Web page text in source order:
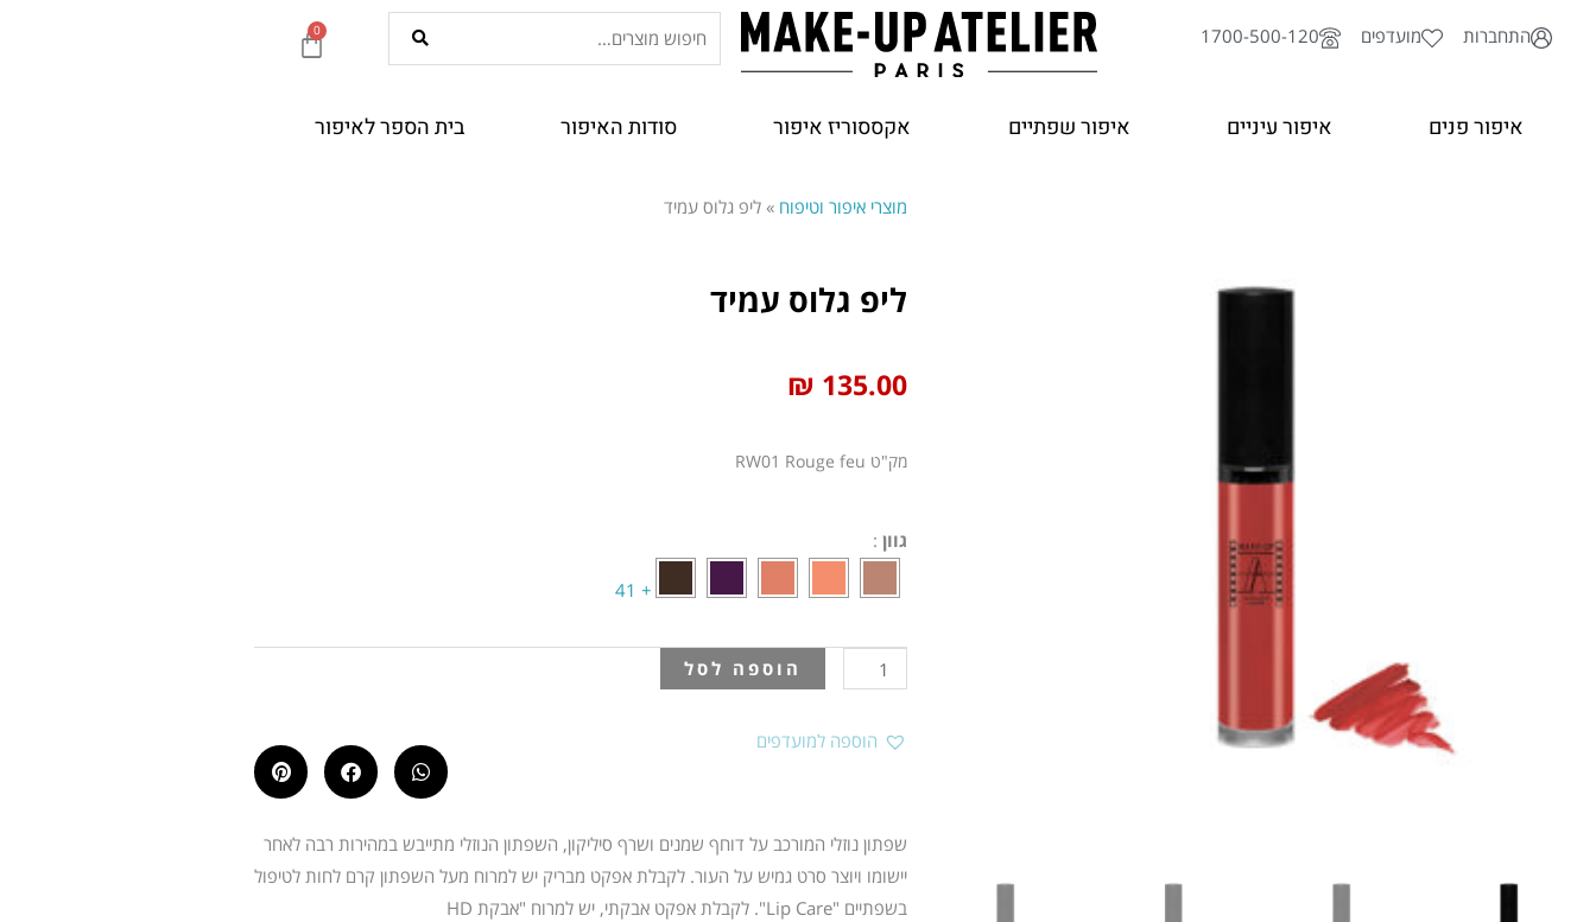
התחברות מועדפים 1700-500-120
עבור:
0
עגלת
איפור פנים איפור עיניים איפור שפתיים אקססוריז איפור סודות האיפור בית הספר לאיפור
מוצרי איפור וטיפוח » ליפ גלוס עמיד
ליפ גלוס עמיד
₪ 135.00
מק"ט RW01 Rouge feu
גוון :
+ 41
של
ליפ
עמיד
הוספה לסל
הוספה למועדפים
שפתון נוזלי המורכב על דוחף שמנים ושרף סיליקון, השפתון הנוזלי מתייבש במהירות רבה לאחר
יישומו ויוצר סרט גמיש על העור. לקבלת אפקט מבריק יש למרוח מעל השפתון קרם לחות לטיפול
בשפתיים "Lip Care". לקבלת אפקט אבקתי, יש למרוח "אבקת HD